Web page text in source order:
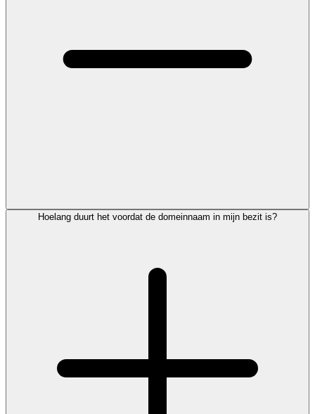
Hoelang duurt het voordat de domeinnaam in mijn bezit is?